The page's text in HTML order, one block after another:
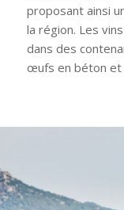
proposant ainsi
la région. Les
dans des
œufs en béton et